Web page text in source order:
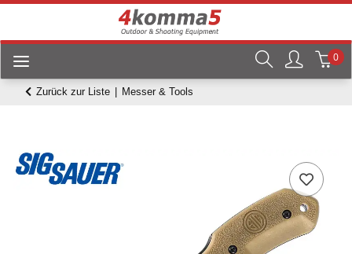
0
Zurück zur Liste Messer & Tools